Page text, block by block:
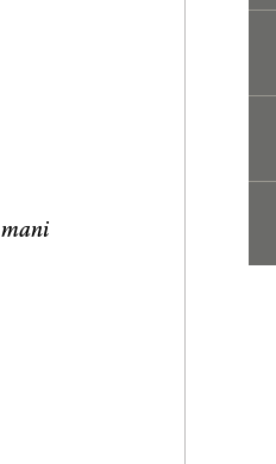
mani